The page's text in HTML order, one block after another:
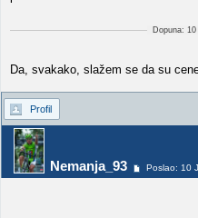
Dopuna:
Da, svakako, slažem se da su
Profil
Nemanja_93 Poslao: 10